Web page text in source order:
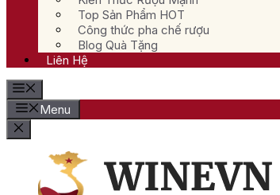
Top Sản Phẩm HOT
Công thức pha chế rượu
Blog Quà Tặng
Liên Hệ
Menu